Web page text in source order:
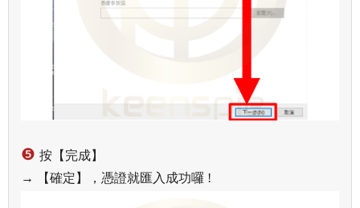
❺ 按【完成】
→
【確定】，憑證就匯入成功囉 !